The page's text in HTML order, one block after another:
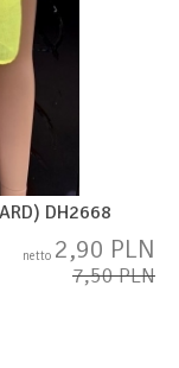
DH2668
netto 2,90 PLN
7,50 PLN